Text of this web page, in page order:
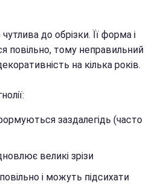
до обрізки. Її форма і
повільно, тому неправильний
на кілька років.
заздалегідь (часто
великі зрізи
і можуть підсихати